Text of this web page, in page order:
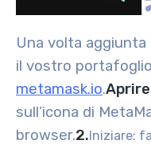
Una volta
il vostro
metamask.io.
sull’icona di
browser.2.Iniziare: